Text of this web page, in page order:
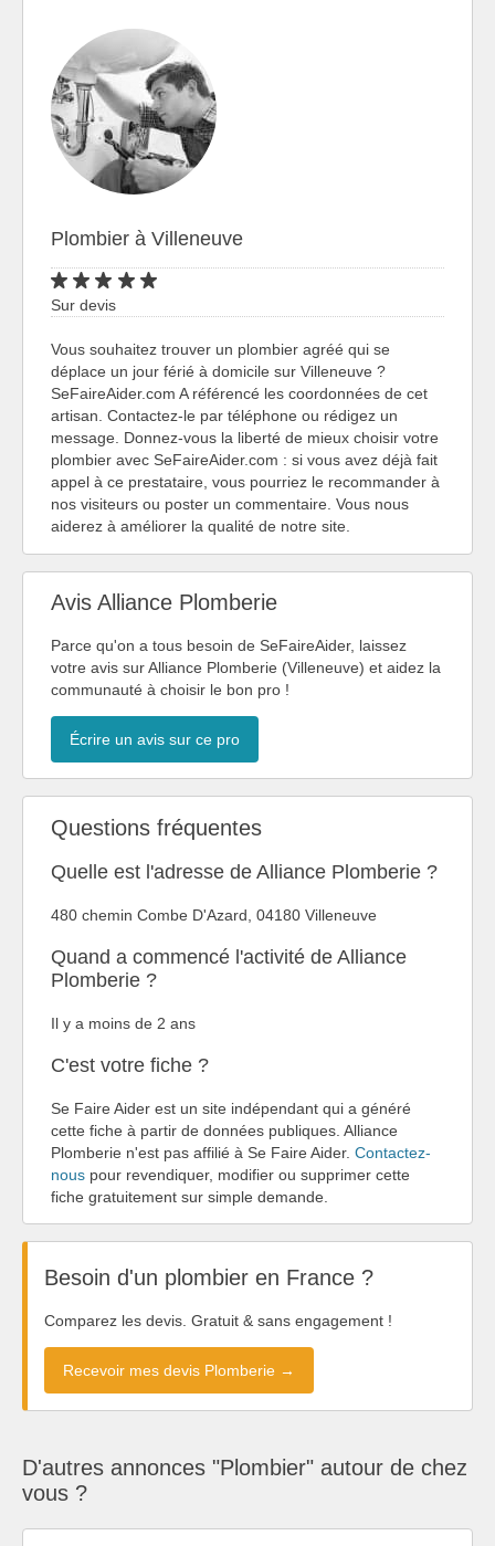
Plombier à Villeneuve
Sur devis
Vous souhaitez trouver un plombier agréé qui se
déplace un jour férié à domicile sur Villeneuve ?
SeFaireAider.com A référencé les coordonnées de cet
artisan. Contactez-le par téléphone ou rédigez un
message. Donnez-vous la liberté de mieux choisir votre
plombier avec SeFaireAider.com : si vous avez déjà fait
appel à ce prestataire, vous pourriez le recommander à
nos visiteurs ou poster un commentaire. Vous nous
aiderez à améliorer la qualité de notre site.
Avis Alliance Plomberie
Parce qu'on a tous besoin de SeFaireAider, laissez
votre avis sur Alliance Plomberie (Villeneuve) et aidez la
communauté à choisir le bon pro !
Écrire un avis sur ce pro
Questions fréquentes
Quelle est l'adresse de Alliance Plomberie ?
480 chemin Combe D'Azard, 04180 Villeneuve
Quand a commencé l'activité de Alliance
Plomberie ?
Il y a moins de 2 ans
C'est votre fiche ?
Se Faire Aider est un site indépendant qui a généré
cette fiche à partir de données publiques. Alliance
Plomberie n'est pas affilié à Se Faire Aider. Contactez-
nous pour revendiquer, modifier ou supprimer cette
fiche gratuitement sur simple demande.
Besoin d'un plombier en France ?
Comparez les devis. Gratuit & sans engagement !
Recevoir mes devis Plomberie →
D'autres annonces "Plombier" autour de chez
vous ?